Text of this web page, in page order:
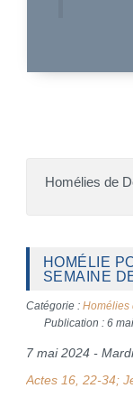
Homélies de
HOMÉLIE
SEMAINE
Catégorie : Homélies
Publication : 6
7 mai 2024 -
Actes 16, 22-34;